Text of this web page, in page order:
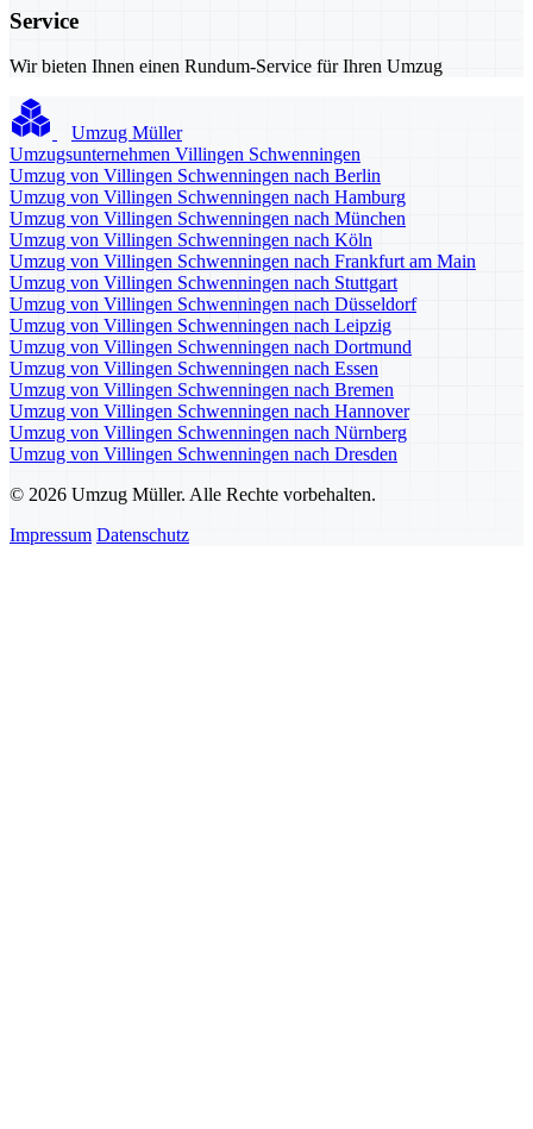
Service
Wir bieten Ihnen einen Rundum-Service für Ihren Umzug
Umzug Müller
Umzugsunternehmen Villingen Schwenningen
Umzug von Villingen Schwenningen nach Berlin
Umzug von Villingen Schwenningen nach Hamburg
Umzug von Villingen Schwenningen nach München
Umzug von Villingen Schwenningen nach Köln
Umzug von Villingen Schwenningen nach Frankfurt am Main
Umzug von Villingen Schwenningen nach Stuttgart
Umzug von Villingen Schwenningen nach Düsseldorf
Umzug von Villingen Schwenningen nach Leipzig
Umzug von Villingen Schwenningen nach Dortmund
Umzug von Villingen Schwenningen nach Essen
Umzug von Villingen Schwenningen nach Bremen
Umzug von Villingen Schwenningen nach Hannover
Umzug von Villingen Schwenningen nach Nürnberg
Umzug von Villingen Schwenningen nach Dresden
© 2026 Umzug Müller. Alle Rechte vorbehalten.
Impressum Datenschutz